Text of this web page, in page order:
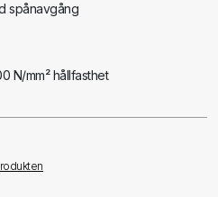
spånavgång
N/mm² hållfasthet